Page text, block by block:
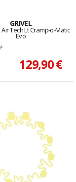
GRIVEL
Tech Lt Cramp-o-Matic
Evo
129,90 €